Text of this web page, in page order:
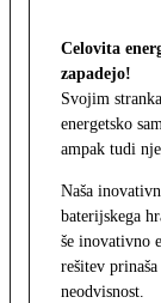
Celovita
zapadejo!
Svojim
energetsko
ampak tudi
Naša
baterijskega
še inovativno
rešitev
neodvisnost.